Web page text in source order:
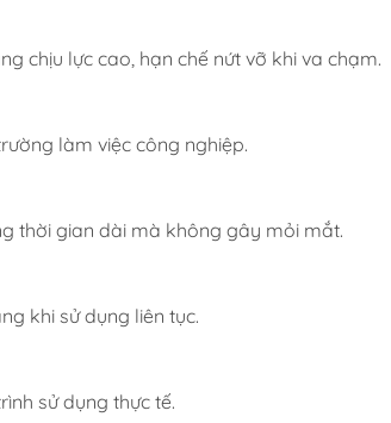
chịu lực cao, hạn chế nứt vỡ khi va chạm.
làm việc công nghiệp.
thời gian dài mà không gây mỏi mắt.
khi sử dụng liên tục.
sử dụng thực tế.